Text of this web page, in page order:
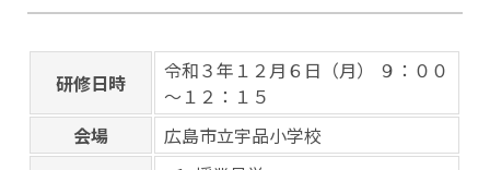
研修日時
令和３年１２月６日（月） ９：００
～１２：１５
会場
広島市立宇品小学校